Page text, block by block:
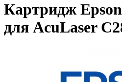
Картридж Epson
для AcuLaser